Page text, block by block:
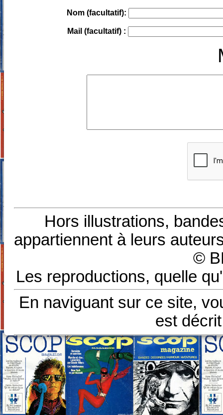
Nom (facultatif):
Mail (facultatif) :
Hors illustrations,
appartiennent à leurs
©
Les reproductions, quelle
En naviguant sur ce site,
est